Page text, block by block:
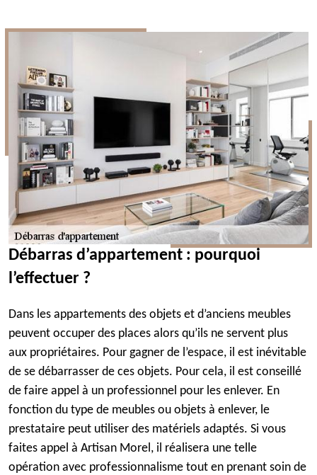
Débarras d’appartement : pourquoi
l’effectuer ?
Dans les appartements des objets et d’anciens meubles
peuvent occuper des places alors qu’ils ne servent plus
aux propriétaires. Pour gagner de l’espace, il est inévitable
de se débarrasser de ces objets. Pour cela, il est conseillé
de faire appel à un professionnel pour les enlever. En
fonction du type de meubles ou objets à enlever, le
prestataire peut utiliser des matériels adaptés. Si vous
faites appel à Artisan Morel, il réalisera une telle
opération avec professionnalisme tout en prenant soin de